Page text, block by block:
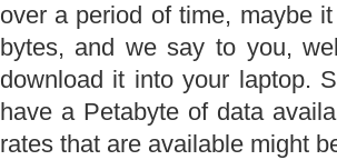
over a period of time, maybe
bytes, and we say to you,
download it into your laptop.
have a Petabyte of data
rates that are available might